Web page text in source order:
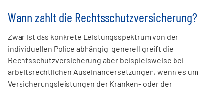
Wann zahlt die Rechtsschutzversicherung?
Zwar ist das konkrete Leistungsspektrum von der
individuellen Police abhängig, generell greift die
Rechtsschutzversicherung aber beispielsweise bei
arbeitsrechtlichen Auseinandersetzungen, wenn es um
Versicherungsleistungen der Kranken- oder der